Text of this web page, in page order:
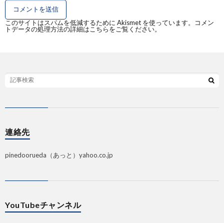
このサイトはスパムを低減するために Akismet を使っています。
コメン
トデータの処理方法の詳細はこちらをご覧ください。
連絡先
pinedoorueda（あっと）yahoo.co.jp
YouTubeチャンネル